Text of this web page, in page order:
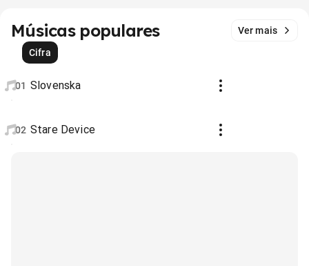
Músicas populares
Ver mais
Cifra
01 Slovenska
02 Stare Device